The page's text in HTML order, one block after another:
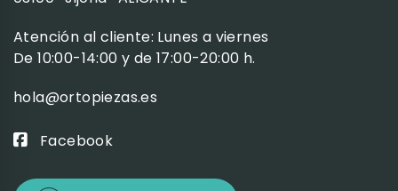
Atención al cliente: Lunes a viernes
De 10:00-14:00 y de 17:00-20:00 h.
hola@ortopiezas.es
Facebook